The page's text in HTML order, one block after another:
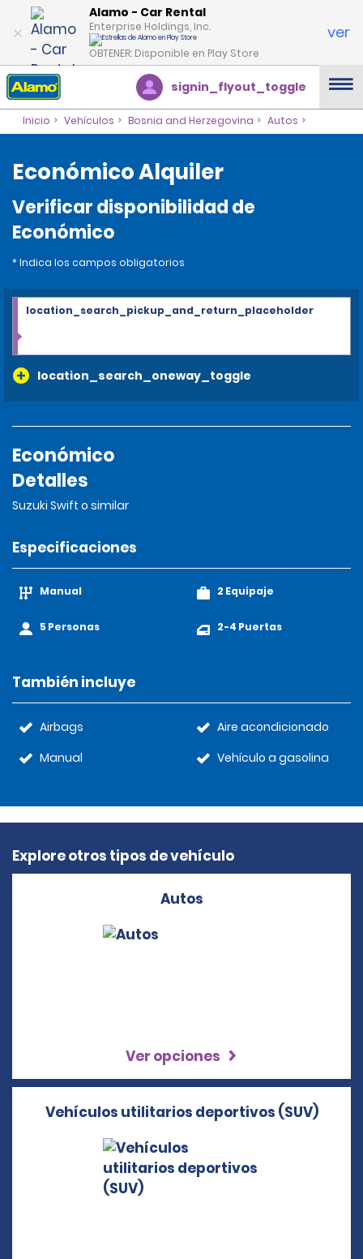
Alamo - Car Rental
Enterprise Holdings, Inc.
OBTENER: Disponible en Play Store
ver
signin_flyout_toggle
Inicio Vehículos Bosnia and Herzegovina Autos
Económico Alquiler
Verificar disponibilidad de
Económico
* Indica los campos obligatorios
location_search_oneway_toggle
location_search_pickup_and_return_placeholder
Económico
Detalles
Suzuki Swift o similar
Especificaciones
Manual
5 Personas
2 Equipaje
2-4 Puertas
También incluye
Airbags
Manual
Aire acondicionado
Vehículo a gasolina
Explore otros tipos de vehículo
Autos
Ver opciones
Vehículos utilitarios deportivos (SUV)